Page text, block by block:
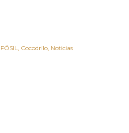
Cocodrilo Noticias